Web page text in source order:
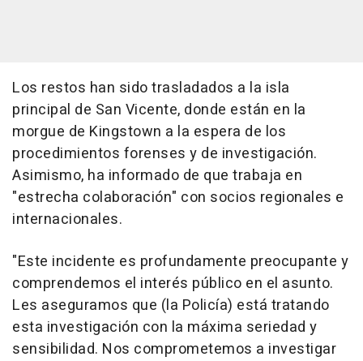
Los restos han sido trasladados a la isla
principal de San Vicente, donde están en la
morgue de Kingstown a la espera de los
procedimientos forenses y de investigación.
Asimismo, ha informado de que trabaja en
"estrecha colaboración" con socios regionales e
internacionales.
"Este incidente es profundamente preocupante y
comprendemos el interés público en el asunto.
Les aseguramos que (la Policía) está tratando
esta investigación con la máxima seriedad y
sensibilidad. Nos comprometemos a investigar